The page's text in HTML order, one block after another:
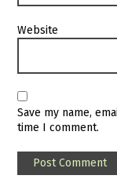
Website
Save my name,
time I comment.